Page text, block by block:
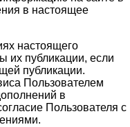
в настоящее
настоящего
их публикации, если
публикации.
Пользователем
в
Пользователя с